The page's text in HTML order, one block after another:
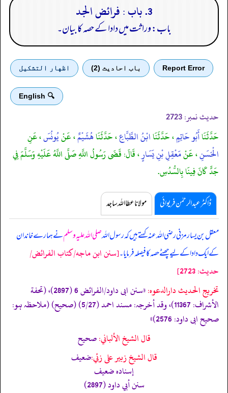
3. باب : فرائض الجد
باب: وراثت میں دادا کے حصہ کا بیان۔
Report Error باب احادیث (2) اظهار التشكيل
🔍 English
حدیث نمبر: 2723
حَدَّثَنَاأَبُو حَاتِمٍ، حَدَّثَنَاابْنُ الطَّبَّاعِ، حَدَّثَنَاهُشَيْمٌ، عَنْيُونُسَ، عَنِ
الْحَسَنِ، عَنْمَعْقِلِ بْنِ يَسَارٍ، قَالَ: قَضَى رَسُولُ اللَّهِ صَلَّى اللَّهُ عَلَيْهِ وَسَلَّمَ فِي
جَدٍّ كَانَ فِينَا بِالسُّدُسِ.
ڈاکٹر عبدالرحمٰن فریوائی مولانا عطا اللہ ساجد
معقل بن یسار مزنی رضی اللہ عنہ کہتے ہیں کہرسول اللہصلی اللہ علیہ وسلمنے ہمارے خاندان
کے ایک دادا کے لیے چھٹے حصہ کا فیصلہ فرمایا۔[سنن ابن ماجه/كتاب الفرائض/
حدیث: 2723]
تخریج الحدیث دارالدعوہ:
«سنن ابی داود/الفرائض 6 (2897)، (تحفة
الأشراف: 11367)، وقد أخرجہ: مسند احمد (5/27) (صحیح) (ملاحظہ ہو:
صحیح ابی داود: 2576)»
قال الشيخ الألباني:صحيح
قال الشيخ زبير على زئي:ضعيف
إسناده ضعيف
سنن أبي داود (2897)